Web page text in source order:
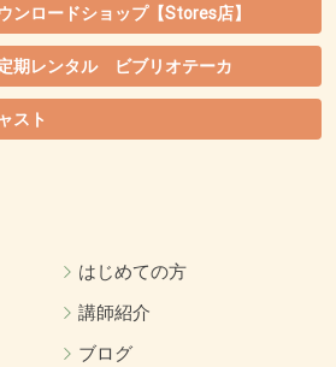
ンロードショップ【Stores店】
期レンタル ビブリオテーカ
スト
はじめての方
講師紹介
ブログ